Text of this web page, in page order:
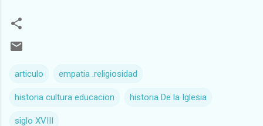
articulo empatia .religiosidad
historia cultura educacion historia De la Iglesia
siglo XVIII